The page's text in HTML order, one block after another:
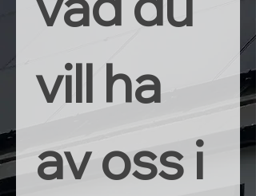
vill ha
av oss i